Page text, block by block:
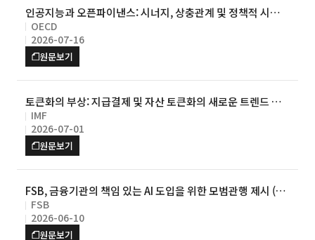
인공지능과 오픈파이낸스: 시너지, 상충관계 및 정책적 시사점
(Artificial intelligence and open finance: Synergies, tr
ade-offs and policy implications)
OECD
2026-07-16
원문보기
토큰화의 부상: 지급결제 및 자산 토큰화의 새로운 트렌드 해
부 (The Rise of Tokenization: Deciphering New Trends
in Payments and Asset Tokenization)
IMF
2026-07-01
원문보기
FSB, 금융기관의 책임 있는 AI 도입을 위한 모범관행 제시 (So
und Practices for Responsible Adoption of Artificial I
ntelligence)
FSB
2026-06-10
원문보기